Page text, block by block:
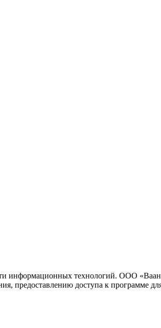
информационных технологий. ООО «Ваан»
предоставлению доступа к программе